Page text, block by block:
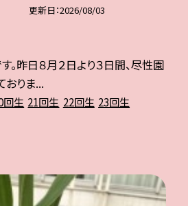
更新日 2026/08/03
。昨日８月２日より３日間、尽性園
おりま...
回生 21回生 22回生 23回生